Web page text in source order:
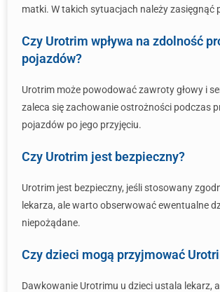
matki. W takich sytuacjach należy zasięgnąć
Czy Urotrim wpływa na zdolność
pojazdów?
Urotrim może powodować zawroty głowy i
zaleca się zachowanie ostrożności podczas
pojazdów po jego przyjęciu.
Czy Urotrim jest bezpieczny?
Urotrim jest bezpieczny, jeśli stosowany
lekarza, ale warto obserwować ewentualne
niepożądane.
Czy dzieci mogą przyjmować
Dawkowanie Urotrimu u dzieci ustala lekarz,